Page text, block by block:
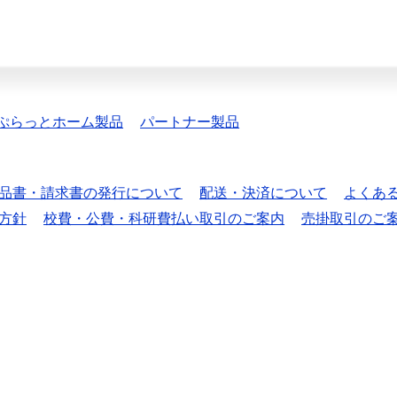
らっとホーム製品 パートナー製品
書・請求書の発行について 配送・決済について
よくあ
針
校費・公費・科研費払い取引のご案内 売掛取引のご